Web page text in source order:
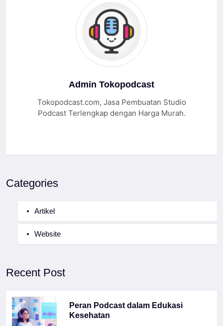
Admin Tokopodcast
Tokopodcast.com, Jasa Pembuatan Studio
Podcast Terlengkap dengan Harga Murah.
Categories
Artikel
Website
Recent Post
Peran Podcast dalam Edukasi
Kesehatan